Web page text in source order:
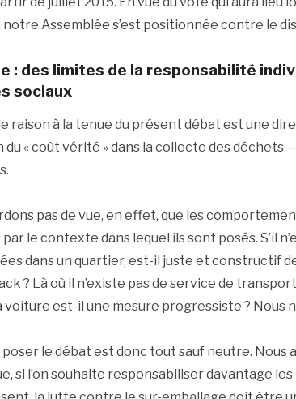
Assemblée s’est positionnée contre le
: des limites de la responsabilité
sociaux
raison à la tenue du présent débat est une
du « coût vérité » dans la collecte des déchets
pas de vue, en effet, que les
le contexte dans lequel ils sont posés. S’il
dans un quartier, est-il juste et constructif
? Là où il n’existe pas de service de
voiture est-il une mesure progressiste ? Nous
poser le débat est donc tout sauf neutre.
si l’on souhaite responsabiliser davantage